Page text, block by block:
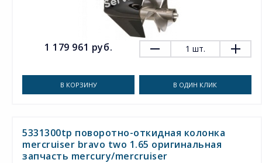
1 179 961 руб. 1 шт.
В КОРЗИНУ В ОДИН КЛИК
5331300tp поворотно-откидная колонка
mercruiser bravo two 1.65 оригинальная
запчасть mercury/mercruiser